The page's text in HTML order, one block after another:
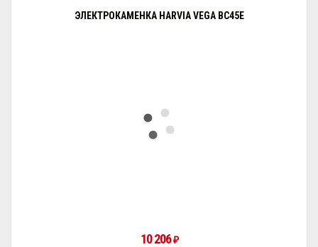
ЭЛЕКТРОКАМЕНКА HARVIA VEGA BC45E
10 206₽